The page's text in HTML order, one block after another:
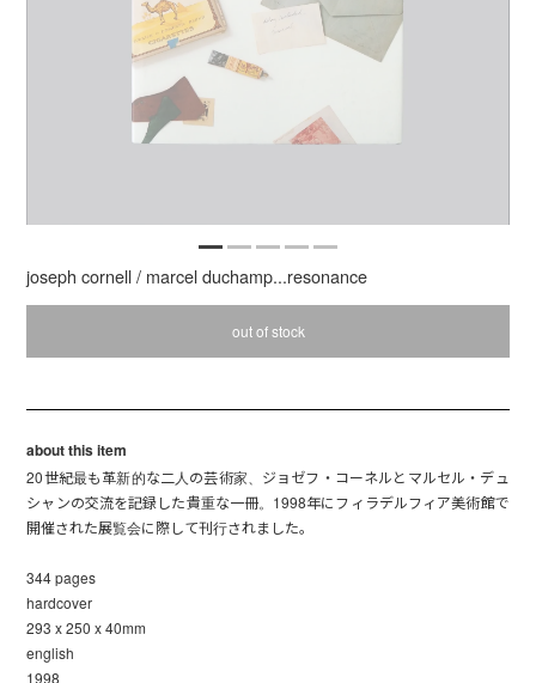
joseph cornell / marcel duchamp...resonance
out of stock
about this item
20世紀最も革新的な二人の芸術家、ジョゼフ・コーネルとマルセル・デュ
シャンの交流を記録した貴重な一冊。1998年にフィラデルフィア美術館で
開催された展覧会に際して刊行されました。
344 pages
hardcover
293 x 250 x 40mm
english
1998